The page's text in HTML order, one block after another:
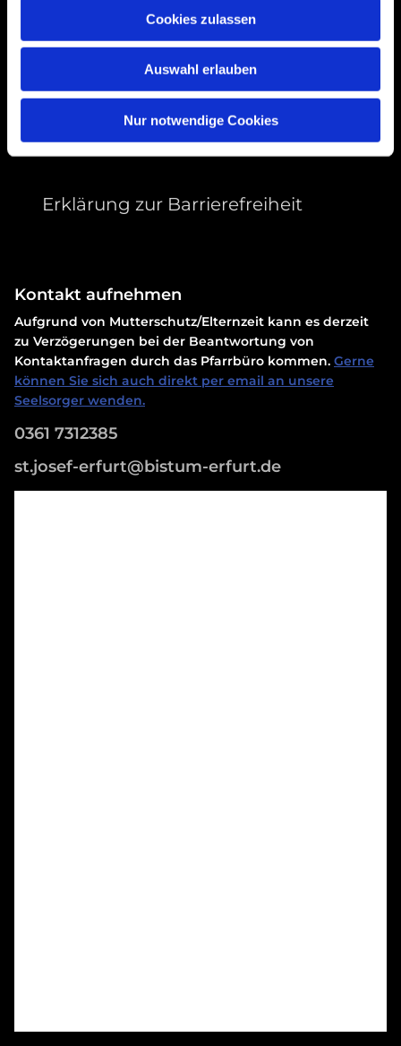
Cookies zulassen
Auswahl erlauben
Nur notwendige Cookies
Accept cookies
Erklärung zur Barrierefreiheit
Kontakt aufnehmen
Aufgrund von Mutterschutz/Elternzeit kann es derzeit
zu Verzögerungen bei der Beantwortung von
Kontaktanfragen durch das Pfarrbüro kommen. Gerne
können Sie sich auch direkt per email an unsere
Seelsorger wenden.
0361 7312385
st.josef-erfurt@bistum-erfurt.de